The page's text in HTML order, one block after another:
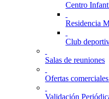
Centro
Residencia
Club
Salas de reuniones
Ofertas
Validación